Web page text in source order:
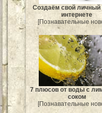
Создаём свой личный
интернете
[Познавательные
7 плюсов от воды с
соком
[Познавательные